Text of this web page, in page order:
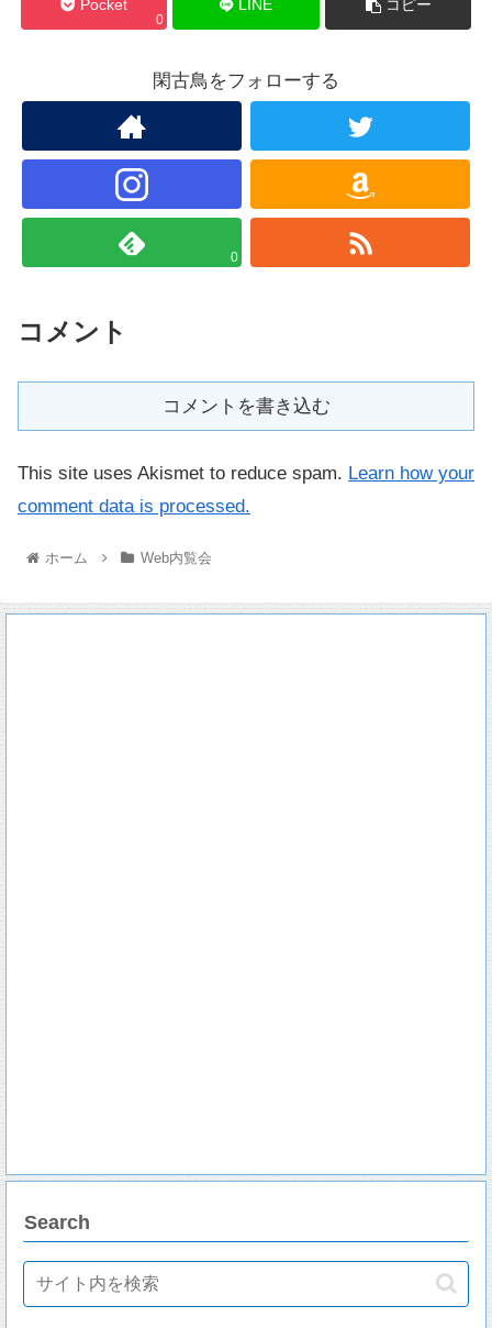
Pocket
0
LINE コピー
閑古鳥をフォローする
0
コメント
コメントを書き込む
This site uses Akismet to reduce spam. Learn how your
comment data is processed.
ホーム Web内覧会
Search